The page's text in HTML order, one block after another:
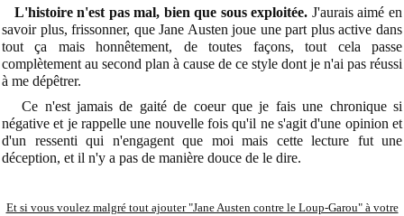
L'histoire n'est pas mal, bien que sous exploitée. J'aurais aimé en
savoir plus, frissonner, que Jane Austen joue une part plus active dans
tout ça mais honnêtement, de toutes façons, tout cela passe
complètement au second plan à cause de ce style dont je n'ai pas réussi
à me dépêtrer.
Ce n'est jamais de gaité de coeur que je fais une chronique si
négative et je rappelle une nouvelle fois qu'il ne s'agit d'une opinion et
d'un ressenti qui n'engagent que moi mais cette lecture fut une
déception, et il n'y a pas de manière douce de le dire.
Et si vous voulez malgré tout ajouter "Jane Austen contre le Loup-Garou" à votre